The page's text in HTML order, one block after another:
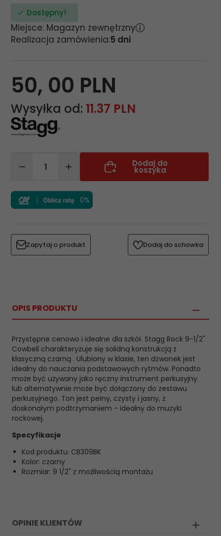
Dostępny!
Miejsce: Magazyn zewnętrzny
Realizacja zamówienia:5 dni
50, 00 PLN
Wysyłka od: 11.37 PLN
Dodaj do
koszyka
0%
Zapytaj o produkt Dodaj do schowka
OPIS PRODUKTU
Przystępne cenowo i idealne dla szkół. Stagg Rock 9-1/2"
Cowbell charakteryzuje się solidną konstrukcją z
klasyczną czarną . Ulubiony w klasie, ten dzwonek jest
idealny do nauczania podstawowych rytmów. Ponadto
może być używany jako ręczny instrument perkusyjny
lub alternatywnie może być dołączony do zestawu
perkusyjnego. Ton jest pełny, czysty i jasny, z
doskonałym podtrzymaniem - idealny do muzyki
rockowej.
Specyfikacje
Kod produktu: CB309BK
Kolor: czarny
Rozmiar: 9 1/2" z możliwością montażu
OPINIE KLIENTÓW